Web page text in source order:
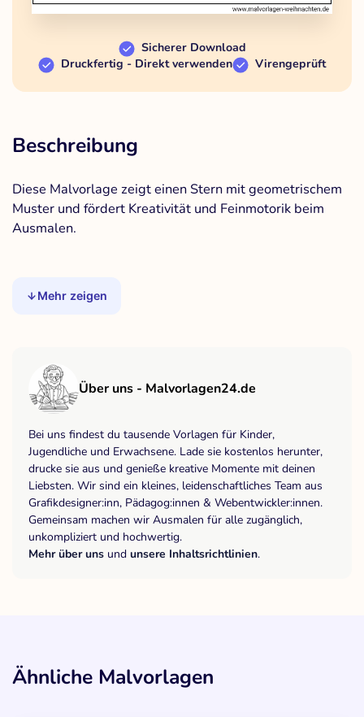
Sicherer Download
Druckfertig - Direkt verwenden
Virengeprüft
Beschreibung
Diese Malvorlage zeigt einen Stern mit geometrischem
Muster und fördert Kreativität und Feinmotorik beim
Ausmalen.
Mehr zeigen
Über uns - Malvorlagen24.de
Bei uns findest du tausende Vorlagen für Kinder,
Jugendliche und Erwachsene. Lade sie kostenlos herunter,
drucke sie aus und genieße kreative Momente mit deinen
Liebsten. Wir sind ein kleines, leidenschaftliches Team aus
Grafikdesigner:inn, Pädagog:innen & Webentwickler:innen.
Gemeinsam machen wir Ausmalen für alle zugänglich,
unkompliziert und hochwertig.
Mehr über uns und unsere Inhaltsrichtlinien.
Ähnliche Malvorlagen